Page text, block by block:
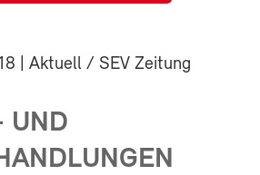
| Aktuell / SEV Zeitung
UND